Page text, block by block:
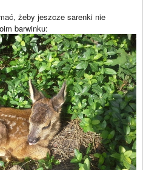
żeby jeszcze sarenki nie
barwinku: